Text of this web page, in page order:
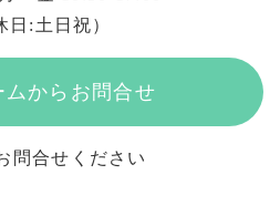
ムからお問合せ
問合せください
日:土日祝）